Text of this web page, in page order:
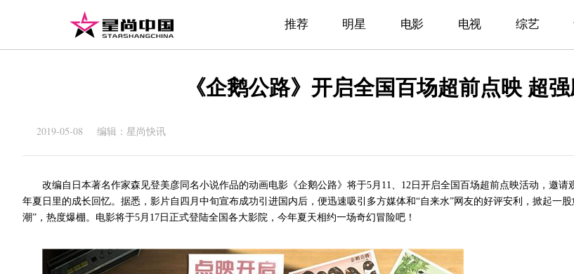
推荐 明星 电影 电视 综艺
《企鹅公路》开启全国百场超前点映 超
2019-05-08 编辑：星尚快讯
改编自日本著名作家森见登美彦同名小说作品的动画电影《企鹅公路》将于5月11、12日开启全国百场超前点映活动，邀请
年夏日里的成长回忆。据悉，影片自四月中旬宣布成功引进国内后，便迅速吸引多方媒体和“自来水”网友的好评安利，掀起一
潮”，热度爆棚。电影将于5月17日正式登陆全国各大影院，今年夏天相约一场奇幻冒险吧！